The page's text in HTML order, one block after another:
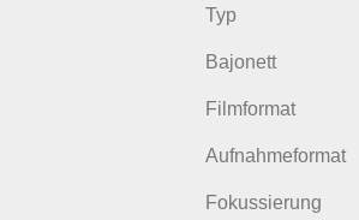
Typ
Bajonett
Filmformat
Aufnahmeformat
Fokussierung